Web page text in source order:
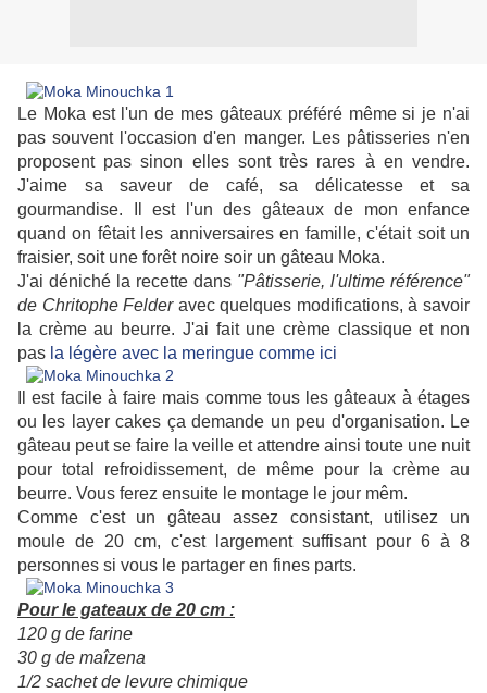
Le Moka est l'un de mes gâteaux préféré même si je n'ai
pas souvent l'occasion d'en manger. Les pâtisseries n'en
proposent pas sinon elles sont très rares à en vendre.
J'aime sa saveur de café, sa délicatesse et sa
gourmandise. Il est l'un des gâteaux de mon enfance
quand on fêtait les anniversaires en famille, c'était soit un
fraisier, soit une forêt noire soir un gâteau Moka.
J'ai déniché la recette dans "Pâtisserie, l'ultime référence"
de Chritophe Felderavec quelques modifications, à savoir
la crème au beurre. J'ai fait une crème classique et non
pas la légère avec la meringue comme ici
Il est facile à faire mais comme tous les gâteaux à étages
ou les layer cakes ça demande un peu d'organisation. Le
gâteau peut se faire la veille et attendre ainsi toute une nuit
pour total refroidissement, de même pour la crème au
beurre. Vous ferez ensuite le montage le jour mêm.
Comme c'est un gâteau assez consistant, utilisez un
moule de 20 cm, c'est largement suffisant pour 6 à 8
personnes si vous le partager en fines parts.
Pour le gateaux de 20 cm :
120 g de farine
30 g de maîzena
1/2 sachet de levure chimique